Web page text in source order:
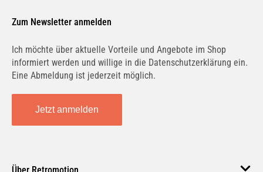
Zum Newsletter anmelden
Ich möchte über aktuelle Vorteile und Angebote im Shop
informiert werden und willige in die Datenschutzerklärung ein.
Eine Abmeldung ist jederzeit möglich.
Jetzt anmelden